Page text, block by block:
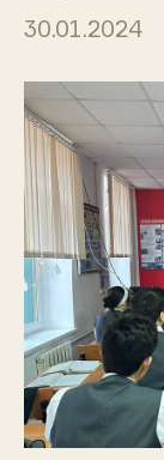
30.01.2024